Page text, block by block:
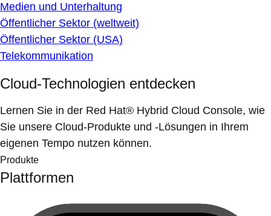
Medien und Unterhaltung
Öffentlicher Sektor (weltweit)
Öffentlicher Sektor (USA)
Telekommunikation
Cloud-Technologien entdecken
Lernen Sie in der Red Hat® Hybrid Cloud Console, wie
Sie unsere Cloud-Produkte und -Lösungen in Ihrem
eigenen Tempo nutzen können.
Produkte
Plattformen